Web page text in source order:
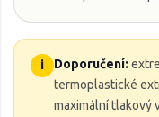
i Doporučení:
termoplastické
maximální tlakový